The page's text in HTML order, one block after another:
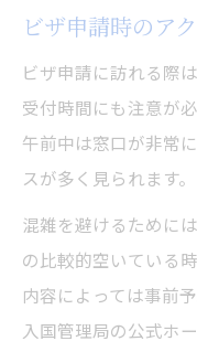
ビザ申請時のア
ビザ申請に訪れる際
受付時間にも注意が
午前中は窓口が非常
スが多く見られます。
混雑を避けるために
の比較的空いている
内容によっては事前
入国管理局の公式ホ